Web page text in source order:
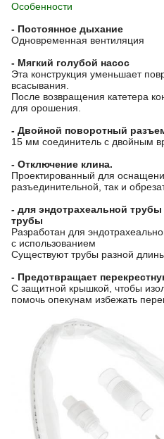
Особенности
- Постоянное дыхание
Одновременная вентиляция
- Мягкий голубой насос
Эта конструкция уменьшает
всасывания.
После возвращения катетера
для орошения.
- Двойной поворотный
15 мм соединитель с двойным
- Отключение клина.
Проектированный для
разъединительной, так и
- для эндотрахеальной
трубы
Разработан для
с использованием
Существуют трубы разной
- Предотвращает
С защитной крышкой, чтобы
помочь опекунам избежать